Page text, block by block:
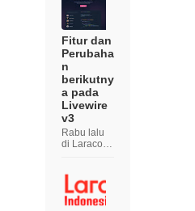
Fitur dan
Perubaha
n
berikutny
a pada
Livewire
v3
Rabu lalu
di Laracon
Porzio
memberika
n ceramah